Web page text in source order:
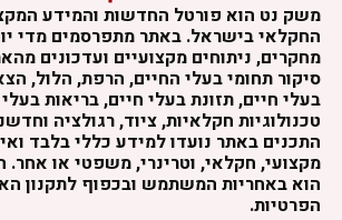
משק נט הוא פורטל החדשות והמידע
החקלאי בישראל. באתר מתפרסמים מדי
מחקרים, ניתוחים מקצועיים ועדכונים
סיקור תחומי בעלי החיים, הרפת, הלול,
בעלי חיים, תזונת בעלי חיים, בריאות
טכנולוגיות חקלאיות, ציוד, רגולציה
התכנים באתר נועדו למידע כללי בלבד
מקצועי, חקלאי, וטרינרי, משפטי או
הוא באחריות המשתמש ובכפוף לתקנון
הפרטיות.